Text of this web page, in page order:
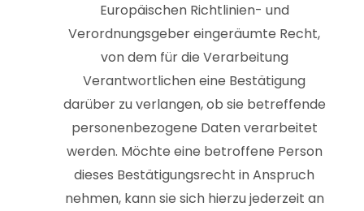
Europäischen Richtlinien- und
Verordnungsgeber eingeräumte Recht,
von dem für die Verarbeitung
Verantwortlichen eine Bestätigung
darüber zu verlangen, ob sie betreffende
personenbezogene Daten verarbeitet
werden. Möchte eine betroffene Person
dieses Bestätigungsrecht in Anspruch
nehmen, kann sie sich hierzu jederzeit an